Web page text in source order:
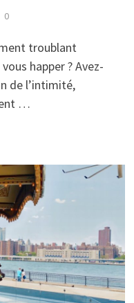
0
troublant
happer ? Avez-
de l’intimité,
…